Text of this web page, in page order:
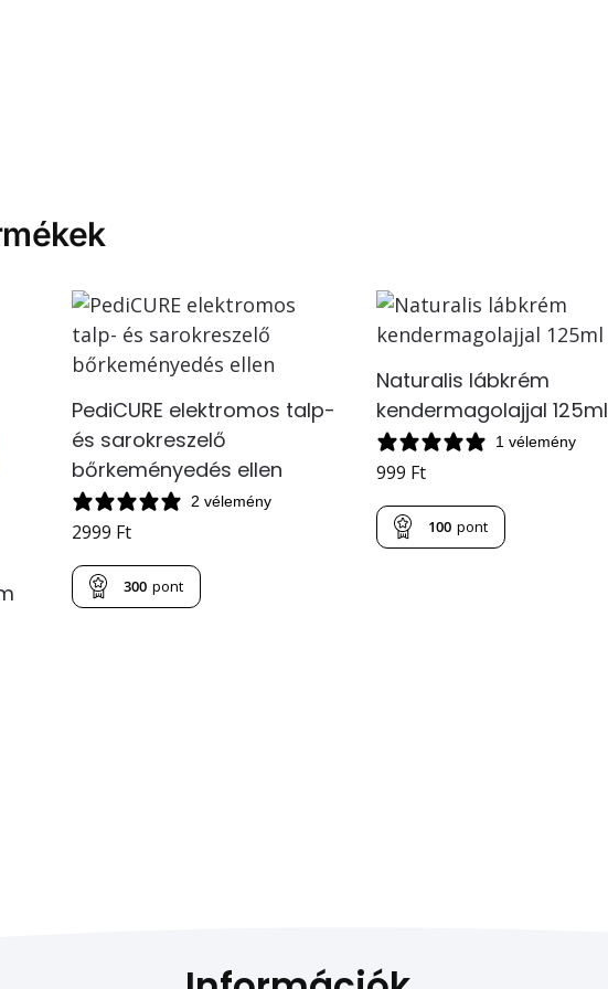
PediCURE elektromos talp-
és sarokreszelő
bőrkeményedés ellen
2 vélemény
2999 Ft
300 pont
Naturalis lábkrém
kendermagolajjal 125ml
1 vélemény
999 Ft
100 pont